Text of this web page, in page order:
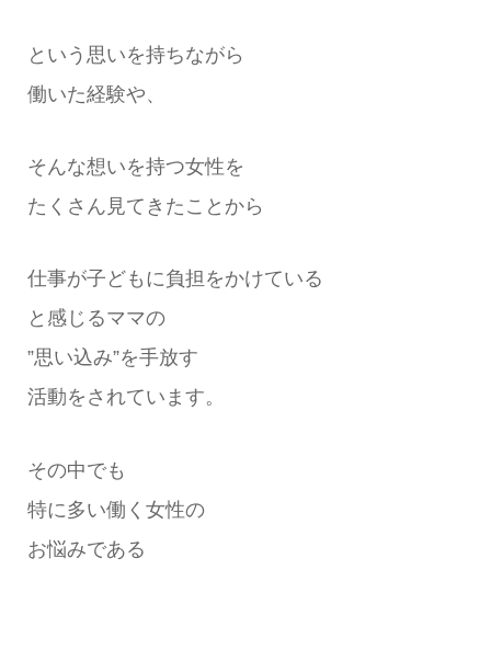
という思いを持ちながら
働いた経験や、
そんな想いを持つ女性を
たくさん見てきたことから
仕事が子どもに負担をかけている
と感じるママの
”思い込み”を手放す
活動をされています。
その中でも
特に多い働く女性の
お悩みである